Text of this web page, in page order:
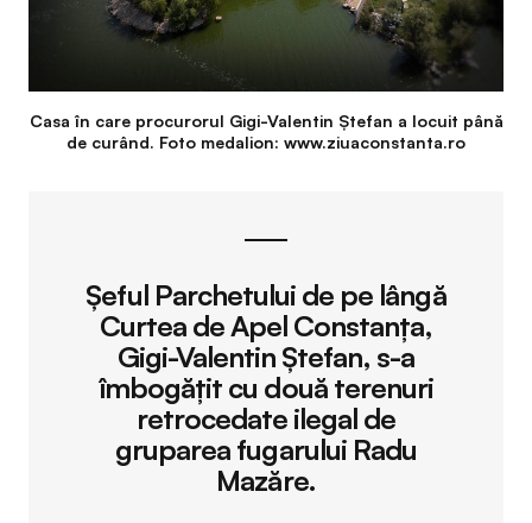
Casa în care procurorul Gigi-Valentin Ştefan a locuit până
de curând. Foto medalion: www.ziuaconstanta.ro
Șeful Parchetului de pe lângă
Curtea de Apel Constanța,
Gigi-Valentin Ștefan, s-a
îmbogățit cu două terenuri
retrocedate ilegal de
gruparea fugarului Radu
Mazăre.